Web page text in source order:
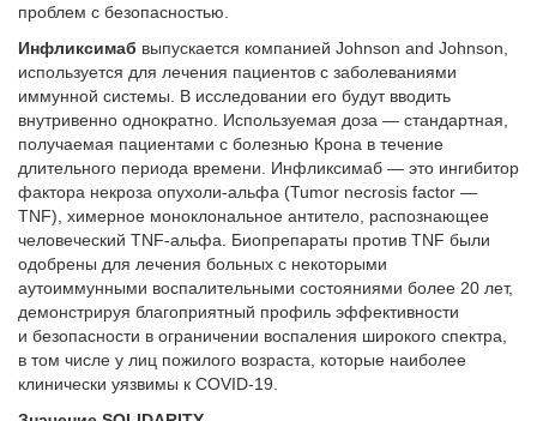
проблем с безопасностью.
Инфликсимаб выпускается компанией Johnson and Johnson,
используется для лечения пациентов с заболеваниями
иммунной системы. В исследовании его будут вводить
внутривенно однократно. Используемая доза — стандартная,
получаемая пациентами с болезнью Крона в течение
длительного периода времени. Инфликсимаб — это ингибитор
фактора некроза опухоли-альфа (Tumor necrosis factor —
TNF), химерное моноклональное антитело, распознающее
человеческий TNF-альфа. Биопрепараты против TNF были
одобрены для лечения больных с некоторыми
аутоиммунными воспалительными состояниями более 20 лет,
демонстрируя благоприятный профиль эффективности
и безопасности в ограничении воспаления широкого спектра,
в том числе у лиц пожилого возраста, которые наиболее
клинически уязвимы к COVID-19.